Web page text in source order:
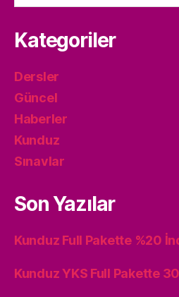
Kategoriler
Dersler
Güncel
Haberler
Kunduz
Sınavlar
Son Yazılar
Kunduz Full Pakette %20
Kunduz YKS Full Pakette